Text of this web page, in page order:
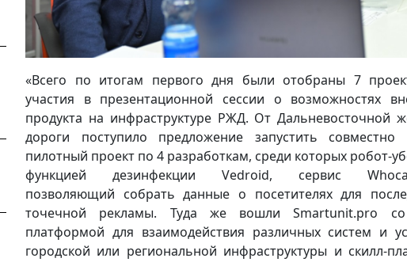
«Всего по итогам первого дня были отобраны 7
участия в презентационной сессии о возможностях
продукта на инфраструктуре РЖД. От Дальневосточной
дороги поступило предложение запустить
пилотный проект по 4 разработкам, среди которых робот-
функцией дезинфекции Vedroid, сервис
позволяющий собрать данные о посетителях для
точечной рекламы. Туда же вошли Smartunit.pro
платформой для взаимодействия различных систем и
городской или региональной инфраструктуры и скилл-